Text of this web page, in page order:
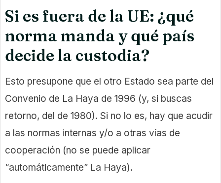
Si es fuera de la UE: ¿qué
norma manda y qué país
decide la custodia?
Esto presupone que el otro Estado sea parte del
Convenio de La Haya de 1996 (y, si buscas
retorno, del de 1980). Si no lo es, hay que acudir
a las normas internas y/o a otras vías de
cooperación (no se puede aplicar
“automáticamente” La Haya).